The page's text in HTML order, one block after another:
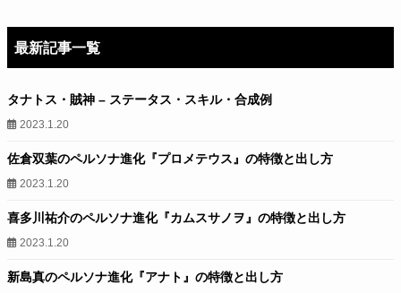
最新記事一覧
タナトス・賊神 – ステータス・スキル・合成例
2023.1.20
佐倉双葉のペルソナ進化『プロメテウス』の特徴と出し方
2023.1.20
喜多川祐介のペルソナ進化『カムスサノヲ』の特徴と出し方
2023.1.20
新島真のペルソナ進化『アナト』の特徴と出し方